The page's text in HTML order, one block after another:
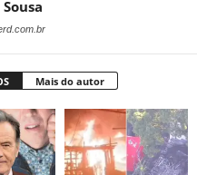
Mais do autor